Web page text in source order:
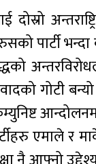
पार्टी
गोटी
एमाले र